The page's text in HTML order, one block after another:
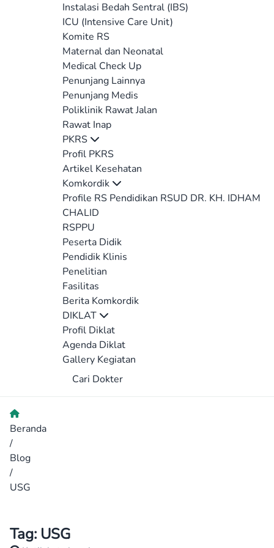
Instalasi Bedah Sentral (IBS)
ICU (Intensive Care Unit)
Komite RS
Maternal dan Neonatal
Medical Check Up
Penunjang Lainnya
Penunjang Medis
Poliklinik Rawat Jalan
Rawat Inap
PKRS
Profil PKRS
Artikel Kesehatan
Komkordik
Profile RS Pendidikan RSUD DR. KH. IDHAM
CHALID
RSPPU
Peserta Didik
Pendidik Klinis
Penelitian
Fasilitas
Berita Komkordik
DIKLAT
Profil Diklat
Agenda Diklat
Gallery Kegiatan
Cari Dokter
Beranda
/
Blog
/
USG
Tag: USG